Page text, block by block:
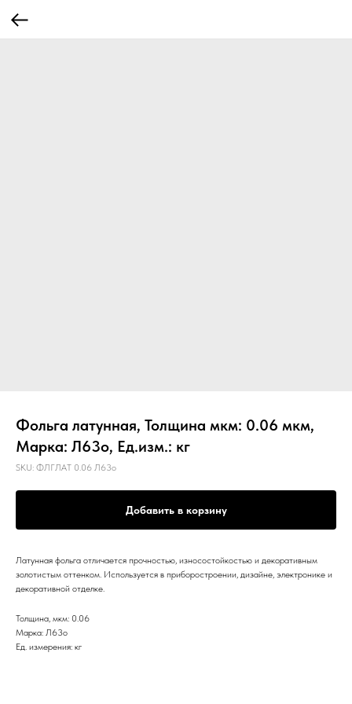
Фольга латунная, Толщина мкм: 0.06 мкм,
Марка: Л63о, Ед.изм.: кг
SKU: ФЛГЛАТ 0.06 Л63о
Добавить в корзину
Латунная фольга отличается прочностью, износостойкостью и декоративным
золотистым оттенком. Используется в приборостроении, дизайне, электронике и
декоративной отделке.
Толщина, мкм: 0.06
Марка: Л63о
Ед. измерения: кг